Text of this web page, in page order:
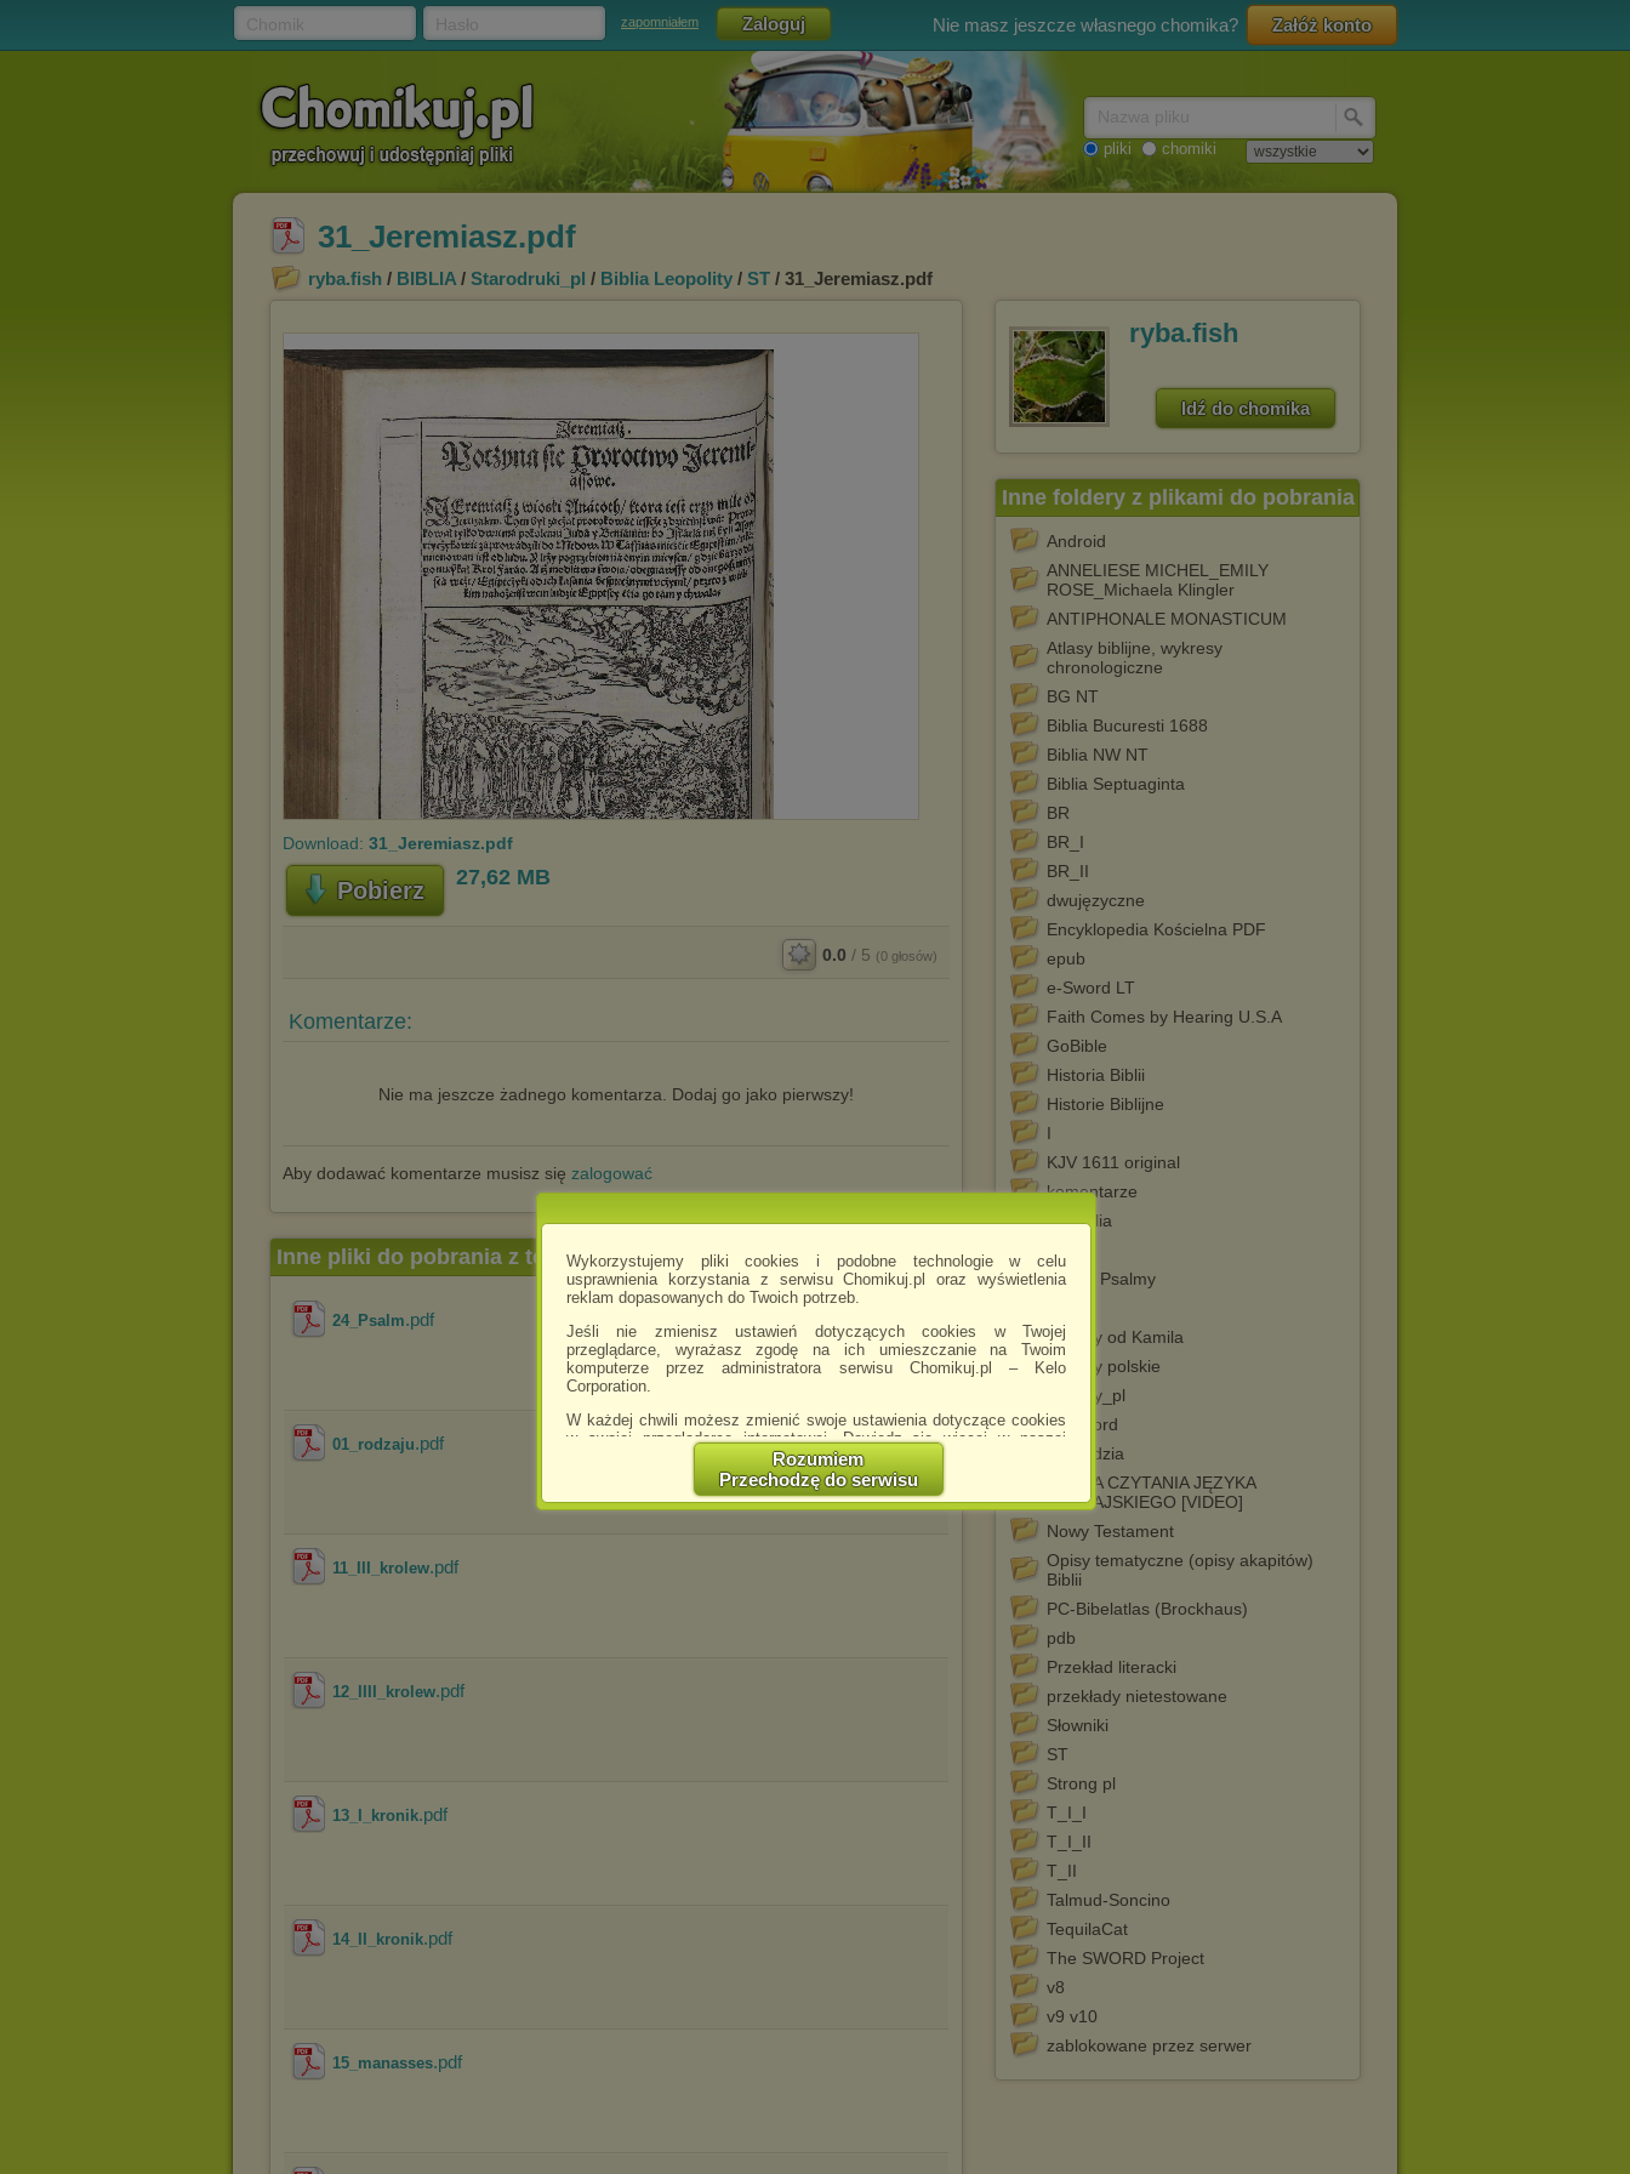
Wykorzystujemy pliki cookies i podobne technologie w celu
usprawnienia korzystania z serwisu Chomikuj.pl oraz wyświetlenia
reklam dopasowanych do Twoich potrzeb.
Jeśli nie zmienisz ustawień dotyczących cookies w Twojej
przeglądarce, wyrażasz zgodę na ich umieszczanie na Twoim
komputerze przez administratora serwisu Chomikuj.pl – Kelo
Corporation.
W każdej chwili możesz zmienić swoje ustawienia dotyczące cookies
w swojej przeglądarce internetowej. Dowiedz się więcej w naszej
http://chomikuj.pl/PolitykaPrywatnosci.aspx
Jednocześnie informujemy że zmiana ustawień przeglądarki może
spowodować ograniczenie korzystania ze strony Chomikuj.pl.
W przypadku braku twojej zgody na akceptację cookies niestety
Zaufanych Partnerów
(dostosowanie reklam do Twoich potrzeb, analiza skuteczności działań
Wyrażenie sprzeciwu spowoduje, że wyświetlana Ci reklama nie
będzie dopasowana do Twoich preferencji, a będzie to reklama
Istnieje możliwość zmiany ustawień przeglądarki internetowej w
sposób uniemożliwiający przechowywanie plików cookies na
urządzeniu końcowym. Można również usunąć pliki cookies,
dokonując odpowiednich zmian w ustawieniach przeglądarki
Pełną informację na ten temat znajdziesz pod adresem
Rozumiem
Przechodzę do serwisu
zapomniałem Nie masz jeszcze własnego chomika? Załóż konto
pliki chomiki
31_Jeremiasz.pdf
ryba.fish / BIBLIA / Starodruki_pl / Biblia Leopolity / ST / 31_Jeremiasz.pdf
Download: 31_Jeremiasz.pdf
Pobierz 27,62 MB
0.0 / 5 (0 głosów)
Komentarze:
Nie ma jeszcze żadnego komentarza. Dodaj go jako pierwszy!
Aby dodawać komentarze musisz się zalogować
ryba.fish
Idź do chomika
Inne foldery z plikami do pobrania
Android
ANNELIESE MICHEL_EMILY
ROSE_Michaela Klingler
ANTIPHONALE MONASTICUM
Atlasy biblijne, wykresy
chronologiczne
BG NT
Biblia Bucuresti 1688
Biblia NW NT
Biblia Septuaginta
BR
BR_I
BR_II
dwujęzyczne
Encyklopedia Kościelna PDF
epub
e-Sword LT
Faith Comes by Hearing U.S.A
GoBible
Historia Biblii
Historie Biblijne
I
KJV 1611 original
komentarze
La Biblia
Miłosz Psalmy
moduły od Kamila
moduły polskie
moduły_pl
MySword
Narzędzia
NAUKA CZYTANIA JĘZYKA
HEBRAJSKIEGO [VIDEO]
Nowy Testament
Opisy tematyczne (opisy akapitów)
Biblii
PC-Bibelatlas (Brockhaus)
pdb
Przekład literacki
przekłady nietestowane
Słowniki
ST
Strong pl
T_I_I
T_I_II
T_II
Talmud-Soncino
TequilaCat
The SWORD Project
v8
v9 v10
zablokowane przez serwer
Inne pliki do pobrania z tego chomika
24_Psalm.pdf
01_rodzaju.pdf
11_III_krolew.pdf
12_IIII_krolew.pdf
13_I_kronik.pdf
14_II_kronik.pdf
15_manasses.pdf